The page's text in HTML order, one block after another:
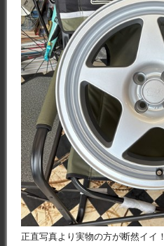
正直写真より実物の方が断然イイ！